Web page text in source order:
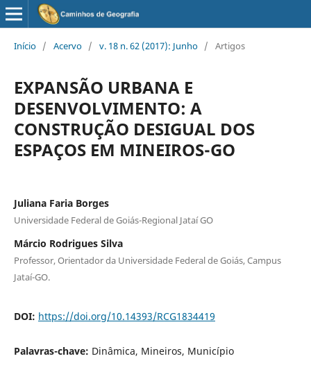
Início / Acervo / v. 18 n. 62 (2017): Junho / Artigos
EXPANSÃO URBANA E
DESENVOLVIMENTO: A
CONSTRUÇÃO DESIGUAL DOS
ESPAÇOS EM MINEIROS-GO
Juliana Faria Borges
Universidade Federal de Goiás-Regional Jataí GO
Márcio Rodrigues Silva
Professor, Orientador da Universidade Federal de Goiás, Campus
Jataí-GO.
DOI: https://doi.org/10.14393/RCG1834419
Palavras-chave: Dinâmica, Mineiros, Município